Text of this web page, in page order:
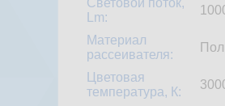
Lm:
Материал
рассеивателя:
Цветовая
температура, К: